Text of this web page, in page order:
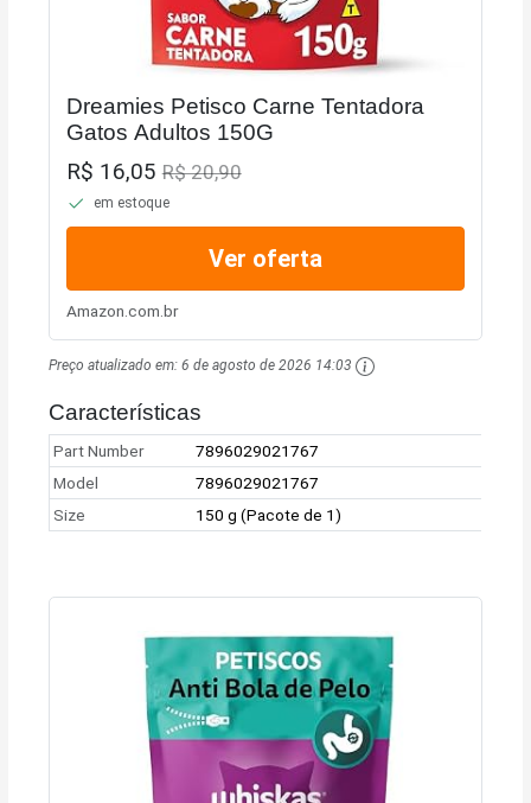
Dreamies Petisco Carne Tentadora
Gatos Adultos 150G
R$ 16,05R$ 20,90
em estoque
Ver oferta
Amazon.com.br
Preço atualizado em:6 de agosto de 2026 14:03
Características
Part Number
7896029021767
Model
7896029021767
Size
150 g (Pacote de 1)